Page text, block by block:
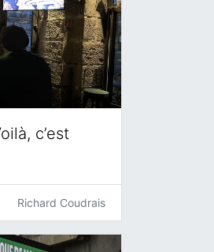
c’est
Richard Coudrais